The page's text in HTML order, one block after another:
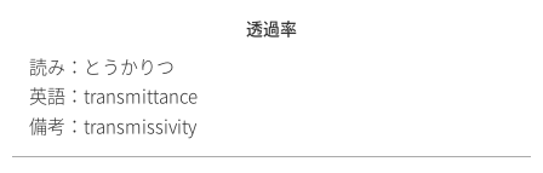
透過率
読み： とうかりつ
英語： transmittance
備考： transmissivity